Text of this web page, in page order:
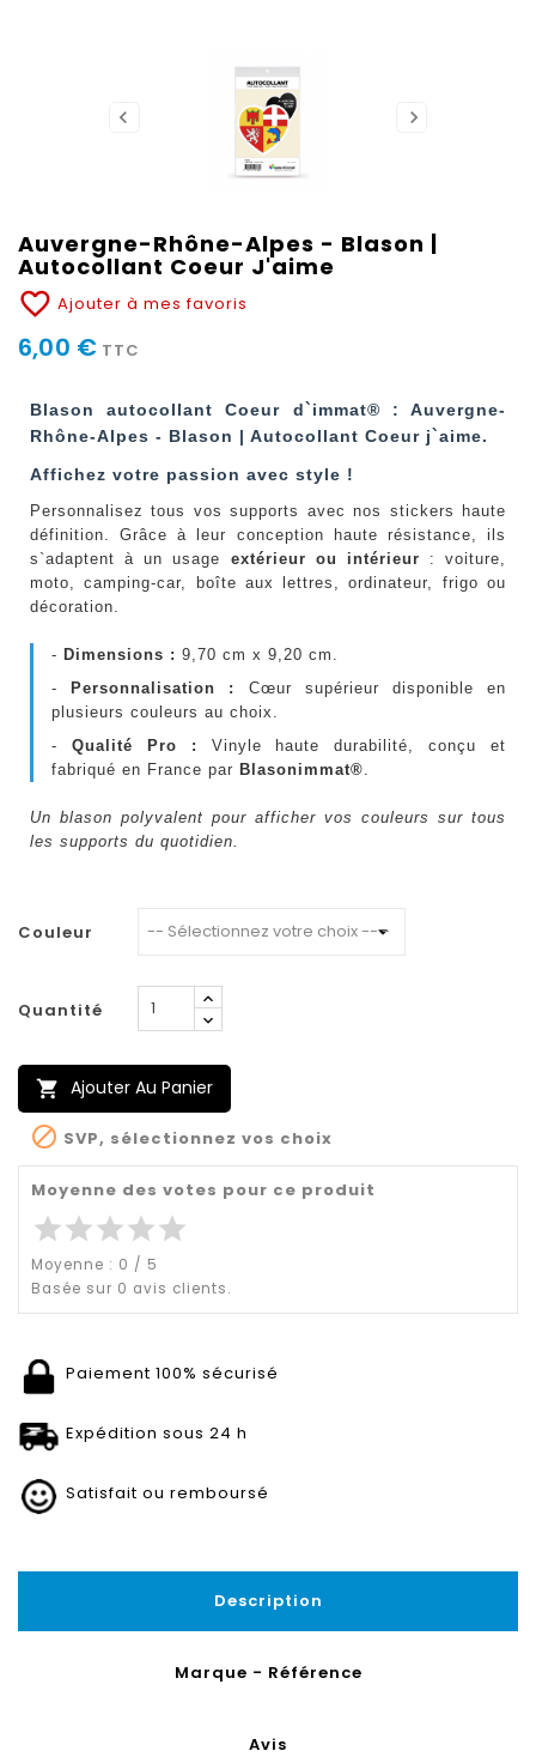
Auvergne-Rhône-Alpes - Blason |
Autocollant Coeur J'aime
favorite_border Ajouter à mes favoris
6,00 € TTC
Blason autocollant Coeur d`immat® : Auvergne-
Rhône-Alpes - Blason | Autocollant Coeur j`aime.
Affichez votre passion avec style !
Personnalisez tous vos supports avec nos stickers haute
définition. Grâce à leur conception haute résistance, ils
s`adaptent à un usage extérieur ou intérieur : voiture,
moto, camping-car, boîte aux lettres, ordinateur, frigo ou
décoration.
- Dimensions : 9,70 cm x 9,20 cm.
-
Personnalisation :
Cœur supérieur disponible en
plusieurs couleurs au choix.
- Qualité Pro :
Vinyle haute durabilité, conçu et
fabriqué en France par Blasonimmat®
Un blason polyvalent pour afficher vos couleurs sur tous
les supports du quotidien.
Couleur
Quantité
 Ajouter Au Panier
 SVP, sélectionnez vos choix
Moyenne des votes pour ce produit
starstarstarstarstar
Moyenne : 0 / 5
Basée sur 0 avis clients.
Paiement 100% sécurisé
Expédition sous 24 h
Satisfait ou remboursé
Description
Marque - Référence
Avis